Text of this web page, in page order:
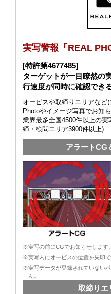
実写警報「REAL
[特許第4677485]
ターゲットが一目瞭然の
行速度が同時に確認できる
オービスや取締りエリアなど
Photoやイメージ写真でお知ら
業界最多全国4500件以上の
締・検問エリア3900件以上)
アラートCG
※実写の前にCGでお知らせします。
※実写内にオービスの位置を矢印で
※実写データが登録されていない
ん。
取締りエ